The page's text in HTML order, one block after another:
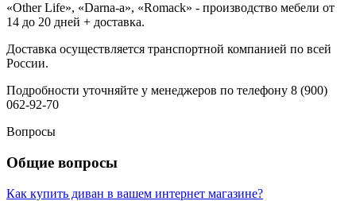
«Other Life», «Darna-a», «Romack» - производство мебели от
14 до 20 дней + доставка.
Доставка осуществляется транспортной компанией по всей
России.
Подробности уточняйте у менеджеров по телефону 8 (900)
062-92-70
Вопросы
Общие вопросы
Как купить диван в вашем интернет магазине?